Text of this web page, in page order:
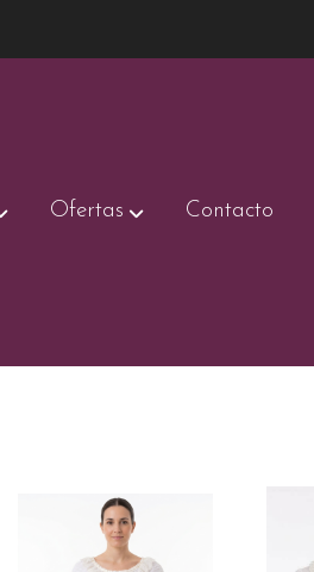
Ofertas Contacto